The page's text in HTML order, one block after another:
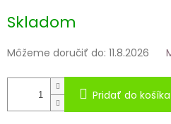
Skladom
Môžeme doručiť do: 11.8.2026
Pridať do košíka